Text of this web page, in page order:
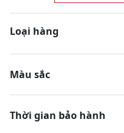
Loại hàng
Màu sắc
Thời gian bảo hành